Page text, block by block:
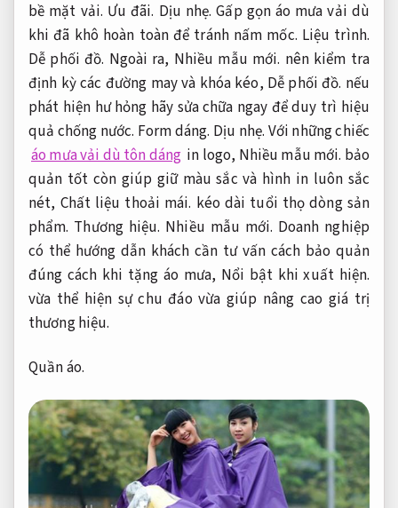
bề mặt vải. Ưu đãi. Dịu nhẹ. Gấp gọn áo mưa vải dù
khi đã khô hoàn toàn để tránh nấm mốc. Liệu trình.
Dễ phối đồ. Ngoài ra, Nhiều mẫu mới. nên kiểm tra
định kỳ các đường may và khóa kéo, Dễ phối đồ. nếu
phát hiện hư hỏng hãy sửa chữa ngay để duy trì hiệu
quả chống nước. Form dáng. Dịu nhẹ. Với những chiếc
áo mưa vải dù tôn dáng in logo, Nhiều mẫu mới. bảo
quản tốt còn giúp giữ màu sắc và hình in luôn sắc
nét, Chất liệu thoải mái. kéo dài tuổi thọ dòng sản
phẩm. Thương hiệu. Nhiều mẫu mới. Doanh nghiệp
có thể hướng dẫn khách cần tư vấn cách bảo quản
đúng cách khi tặng áo mưa, Nổi bật khi xuất hiện.
vừa thể hiện sự chu đáo vừa giúp nâng cao giá trị
thương hiệu.
Quần áo.